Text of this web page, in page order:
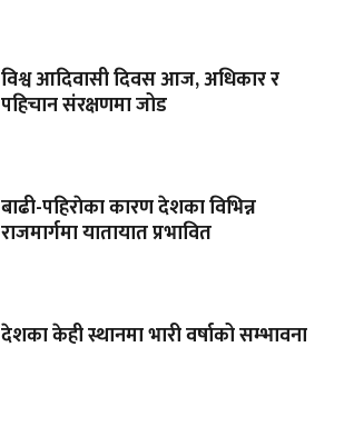
विश्व आदिवासी दिवस आज, अधिकार र
पहिचान संरक्षणमा जोड
बाढी-पहिराेका कारण देशका विभिन्न
राजमार्गमा यातायात प्रभावित
देशका केही स्थानमा भारी वर्षाको सम्भावना